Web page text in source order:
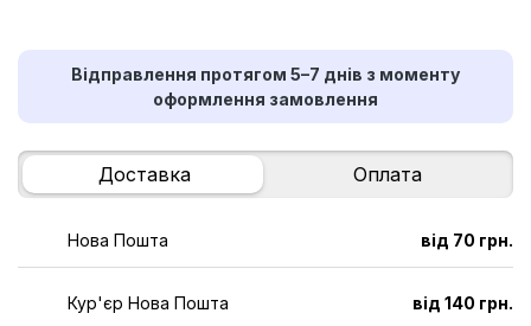
Відправлення протягом 5–7 днів з моменту
оформлення замовлення
Доставка Оплата
Нова Пошта від 70 грн.
Кур'єр Нова Пошта від 140 грн.